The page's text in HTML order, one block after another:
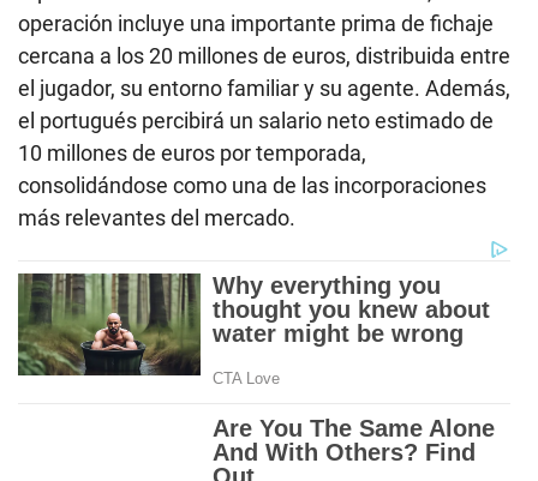
operación incluye una importante prima de fichaje
cercana a los 20 millones de euros, distribuida entre
el jugador, su entorno familiar y su agente. Además,
el portugués percibirá un salario neto estimado de
10 millones de euros por temporada,
consolidándose como una de las incorporaciones
más relevantes del mercado.